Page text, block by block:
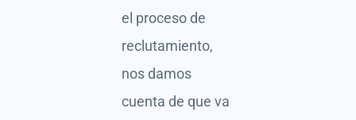
el proceso de
reclutamiento,
nos damos
cuenta de que va